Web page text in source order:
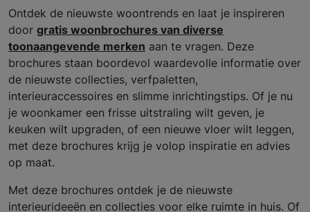
Ontdek de nieuwste woontrends en laat je inspireren
door gratis woonbrochures van diverse
toonaangevende merken aan te vragen. Deze
brochures staan boordevol waardevolle informatie over
de nieuwste collecties, verfpaletten,
interieuraccessoires en slimme inrichtingstips. Of je nu
je woonkamer een frisse uitstraling wilt geven, je
keuken wilt upgraden, of een nieuwe vloer wilt leggen,
met deze brochures krijg je volop inspiratie en advies
op maat.
Met deze brochures ontdek je de nieuwste
interieurideeën en collecties voor elke ruimte in huis. Of